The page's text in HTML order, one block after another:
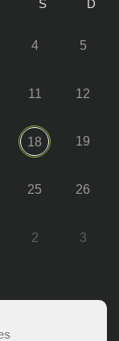
S D
4 5
11 12
18 19
25 26
2 3